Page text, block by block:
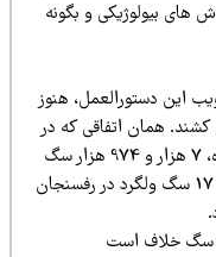
بیولوژیکی و بگونه
از تصویب این دستورالعمل، هنوز
اتفاقی که در
رفسنجان رخ داده و در زمانی کمتر از 15 ماه، 7 هزار و 974 هزار سگ
اند. طبق این آمار، تقریبا روزی 17 سگ ولگرد در رفسنجان
است